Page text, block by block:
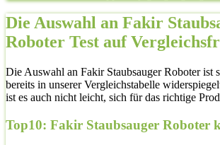
Die Auswahl an Fakir
Roboter Test auf
Die Auswahl an Fakir Staubsauger Roboter ist
bereits in unserer Vergleichstabelle
ist es auch nicht leicht, sich für das richtige
Top10: Fakir Staubsauger Roboter